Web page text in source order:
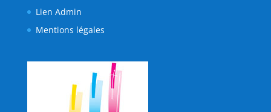
Lien Admin
Mentions légales